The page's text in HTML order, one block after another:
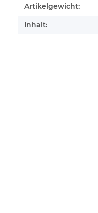
Produkteigenschaft
Wert
Artikelgewicht:
Inhalt: